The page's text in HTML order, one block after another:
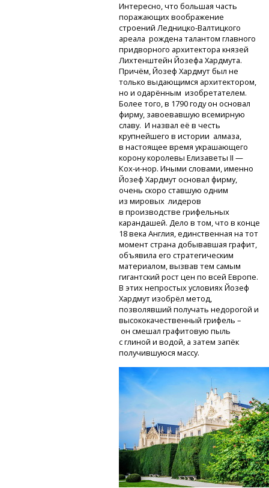
Интересно, что большая часть
поражающих воображение
строенийЛедницко-Валтицкого
ареала рождена талантом главного
придворного архитектора князей
Лихтенштейн Йозефа Хардмута.
Причём, Йозеф Хардмут был не
только выдающимся архитектором,
но и одарённым изобретателем.
Более того, в 1790 году он основал
фирму, завоевавшую всемирную
славу. И назвал её в честь
крупнейшего в истории алмаза,
в настоящее время украшающего
корону королевы Елизаветы II —
Кох-и-нор. Иными словами, именно
Йозеф Хардмут основал фирму,
очень скоро ставшую одним
из мировых лидеров
в производстве грифельных
карандашей. Дело в том, что в конце
18 века Англия, единственная на тот
момент страна добывавшая графит,
объявила его стратегическим
материалом, вызвав тем самым
гигантский рост цен по всей Европе.
В этих непростых условиях Йозеф
Хардмут изобрёл метод,
позволявший получать недорогой и
высококачественный грифель –
он смешал графитовую пыль
с глиной и водой, а затем запёк
получившуюся массу.